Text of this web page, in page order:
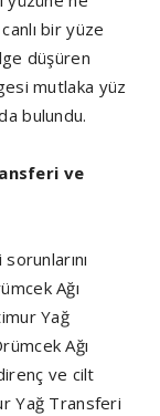
bir yüze
düşüren
mutlaka yüz
bulundu.
ve
Ağı
Yağ
Ağı
ve cilt
Yağ Transferi